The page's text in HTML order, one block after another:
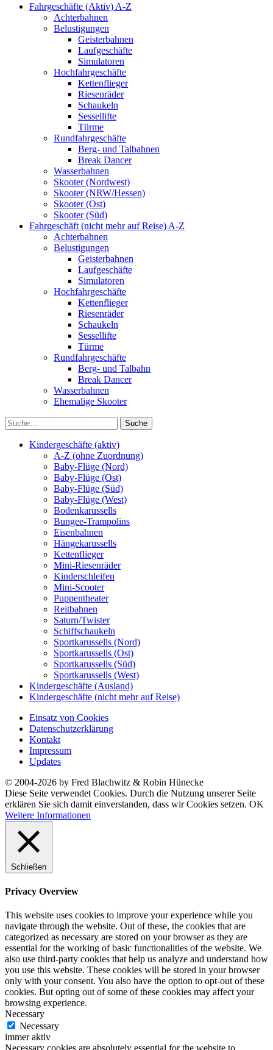
Fahrgeschäfte (Aktiv) A-Z
Achterbahnen
Belustigungen
Geisterbahnen
Laufgeschäfte
Simulatoren
Hochfahrgeschäfte
Kettenflieger
Riesenräder
Schaukeln
Sessellifte
Türme
Rundfahrgeschäfte
Berg- und Talbahnen
Break Dancer
Wasserbahnen
Skooter (Nordwest)
Skooter (NRW/Hessen)
Skooter (Ost)
Skooter (Süd)
Fahrgeschäft (nicht mehr auf Reise) A-Z
Achterbahnen
Belustigungen
Geisterbahnen
Laufgeschäfte
Simulatoren
Hochfahrgeschäfte
Kettenflieger
Riesenräder
Schaukeln
Sessellifte
Türme
Rundfahrgeschäfte
Berg- und Talbahn
Break Dancer
Wasserbahnen
Ehemalige Skooter
Kindergeschäfte (aktiv)
A-Z (ohne Zuordnung)
Baby-Flüge (Nord)
Baby-Flüge (Ost)
Baby-Flüge (Süd)
Baby-Flüge (West)
Bodenkarussells
Bungee-Trampolins
Eisenbahnen
Hängekarussells
Kettenflieger
Mini-Riesenräder
Kinderschleifen
Mini-Scooter
Puppentheater
Reitbahnen
Saturn/Twister
Schiffschaukeln
Sportkarussells (Nord)
Sportkarussells (Ost)
Sportkarussells (Süd)
Sportkarussells (West)
Kindergeschäfte (Ausland)
Kindergeschäfte (nicht mehr auf Reise)
Einsatz von Cookies
Datenschutzerklärung
Kontakt
Impressum
Updates
© 2004-2026 by Fred Blachwitz & Robin Hünecke
Diese Seite verwendet Cookies. Durch die Nutzung unserer Seite
erklären Sie sich damit einverstanden, dass wir Cookies setzen. OK
Weitere Informationen
Schließen
Privacy Overview
This website uses cookies to improve your experience while you
navigate through the website. Out of these, the cookies that are
categorized as necessary are stored on your browser as they are
essential for the working of basic functionalities of the website. We
also use third-party cookies that help us analyze and understand how
you use this website. These cookies will be stored in your browser
only with your consent. You also have the option to opt-out of these
cookies. But opting out of some of these cookies may affect your
browsing experience.
Necessary
Necessary
immer aktiv